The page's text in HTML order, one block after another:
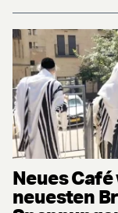
Neues
neuesten